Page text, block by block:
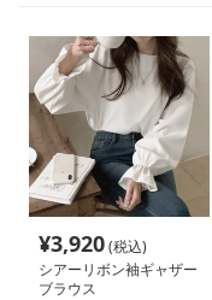
¥3,920(税込)
シアーリボン袖ギャザー
ブラウス